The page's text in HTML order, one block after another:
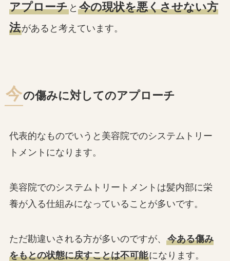
アプローチと 今の現状を悪くさせない方
法があると考えています。
今の傷みに対してのアプローチ
代表的なものでいうと美容院でのシステムトリー
トメントになります。
美容院でのシステムトリートメントは髪内部に栄
養が入る仕組みになっていることが多いです。
ただ勘違いされる方が多いのですが、 今ある傷み
をもとの状態に戻すことは不可能になります。